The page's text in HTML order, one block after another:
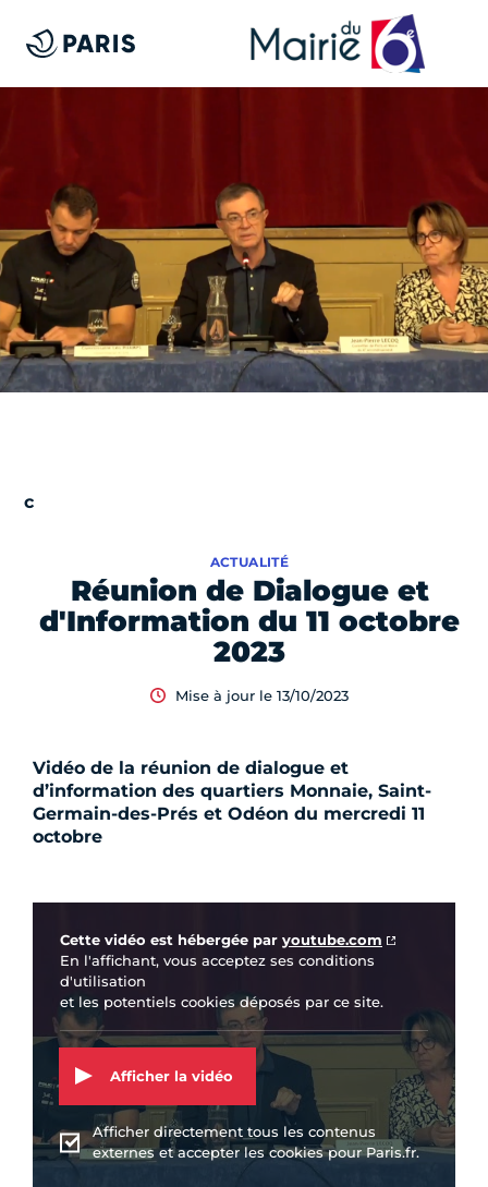
Réunion de Dialogue et
d'Information du 11 octobre
2023
ACTUALITÉ
Mise à jour le 13/10/2023
Vidéo de la réunion de dialogue et
d’information des quartiers Monnaie, Saint-
Germain-des-Prés et Odéon du mercredi 11
octobre
Cette vidéo est hébergée par youtube.com
En l'affichant, vous acceptez ses conditions
d'utilisation
et les potentiels cookies déposés par ce site.
Afficher la vidéo
Afficher directement tous les contenus
externes et accepter les cookies pour Paris.fr.